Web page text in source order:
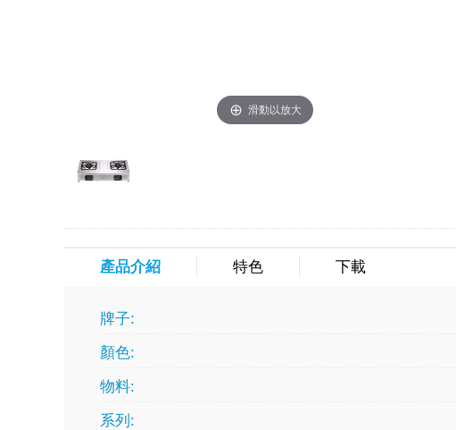
滑動以放大
產品介紹 特色 下載
牌子:
顏色:
物料:
系列: